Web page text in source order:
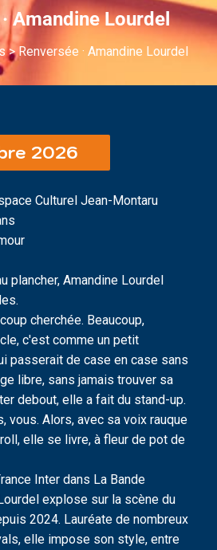
Amandine Lourdel
>Renversée · Amandine Lourdel
2026
Culturel Jean-Montaru
plancher, Amandine Lourdel
cherchée. Beaucoup,
c'est comme un petit
passerait de case en case sans
libre, sans jamais trouver sa
debout, elle a fait du stand-up.
vous. Alors, avec sa voix rauque
elle se livre, à fleur de pot de
Inter dans La Bande
explose sur la scène du
2024. Lauréate de nombreux
elle impose son style, entre